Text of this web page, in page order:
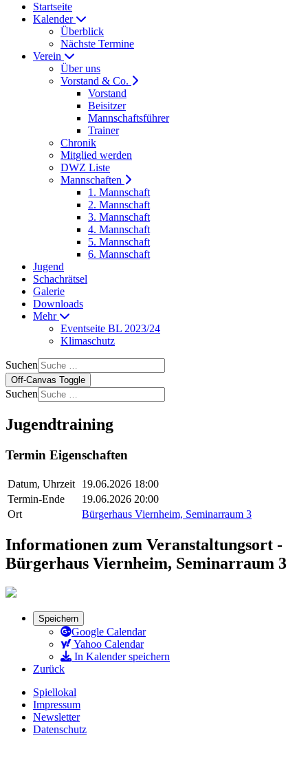
Startseite
Kalender
Überblick
Nächste Termine
Verein
Über uns
Vorstand & Co.
Vorstand
Beisitzer
Mannschaftsführer
Trainer
Chronik
Mitglied werden
DWZ Liste
Mannschaften
1. Mannschaft
2. Mannschaft
3. Mannschaft
4. Mannschaft
5. Mannschaft
6. Mannschaft
Jugend
Schachrätsel
Galerie
Downloads
Mehr
Eventseite BL 2023/24
Klimaschutz
Suchen
Off-Canvas Toggle
Suchen
Jugendtraining
Termin Eigenschaften
Datum, Uhrzeit
19.06.2026 18:00
Termin-Ende
19.06.2026 20:00
Ort
Bürgerhaus Viernheim, Seminarraum 3
Informationen zum Veranstaltungsort -
Bürgerhaus Viernheim, Seminarraum 3
Speichern
Google Calendar
Yahoo Calendar
In Kalender speichern
Zurück
Spiellokal
Impressum
Newsletter
Datenschutz